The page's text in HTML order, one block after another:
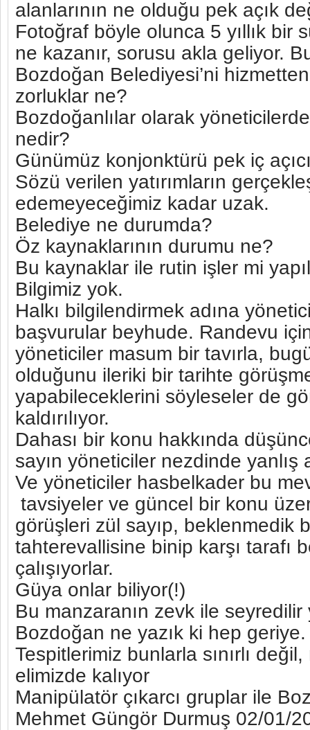
alanlarının ne olduğu pek açık
Fotoğraf böyle olunca 5 yıllık bir
ne kazanır, sorusu akla geliyor.
Bozdoğan Belediyesi’ni
zorluklar ne?
Bozdoğanlılar olarak
nedir?
Günümüz konjonktürü pek iç
Sözü verilen yatırımların
edemeyeceğimiz kadar uzak.
Belediye ne durumda?
Öz kaynaklarının durumu ne?
Bu kaynaklar ile rutin işler mi
Bilgimiz yok.
Halkı bilgilendirmek adına
başvurular beyhude. Randevu
yöneticiler masum bir tavırla,
olduğunu ileriki bir tarihte
yapabileceklerini söyleseler de
kaldırılıyor.
Dahası bir konu hakkında
sayın yöneticiler nezdinde yanlış
Ve yöneticiler hasbelkader bu
tavsiyeler ve güncel bir konu
görüşleri zül sayıp, beklenmedik
tahterevallisine binip karşı tarafı
çalışıyorlar.
Güya onlar biliyor(!)
Bu manzaranın zevk ile seyredilir
Bozdoğan ne yazık ki hep
Tespitlerimiz bunlarla sınırlı
elimizde kalıyor
Manipülatör çıkarcı gruplar ile
Mehmet Güngör Durmuş 02/01/